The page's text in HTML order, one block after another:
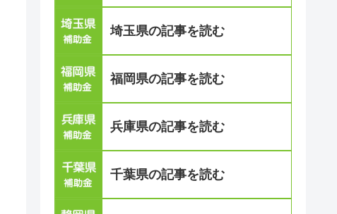
埼玉県の記事を読む
福岡県の記事を読む
兵庫県の記事を読む
千葉県の記事を読む